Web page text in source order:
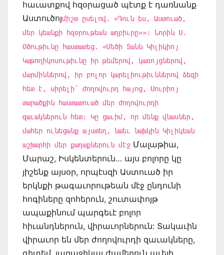
հաւատքով հզօրացած պէտք է դառնանք
Աստուծոյմիշտ ըսելով. «Դուն ես, Աստուած,
մեր կեանքի հզօրութեան աղբիւրը»»: Նորին Ս.
Օծութիւնը հաստատեց. «Մեծի Տանն Կիլիկիոյ
Կաթողիկոսութիւնը իր թեմերով, կառոյցներով,
մարմիններով, իր բոլոր կարելիութիւններով ձեզի
հետ է, սիրելի՛ ժողովուրդ հայոց, Սուրիոյ
տարածքին հաստատուած մեր ժողովուրդի
զաւակներուն հետ: Կը ցաւիմ, որ մենք վնասներ,
մահեր ունեցանք այստեղ, նաեւ նախկին Կիլիկեան
աշխարհի մեր քաղաքներուն մէջ Մալաթիա,
Մարաշ, Իսկենտերուն… այս բոլորը կը
յիշենք այսօր, որպէսզի Աստուած իր
երկնքի թագաւորութեան մէջ ընդունի
հոգիները զոհերուն, շուտափոյթ
ապաքինում պարգեւէ բոլոր
հիւանդներուն, վիրաւորներուն: Տակաւին
վիրաւոր են մեր ժողովուրդի զաւակները,
գիտեմ. յառաջիկայ ժամերուն աւելի